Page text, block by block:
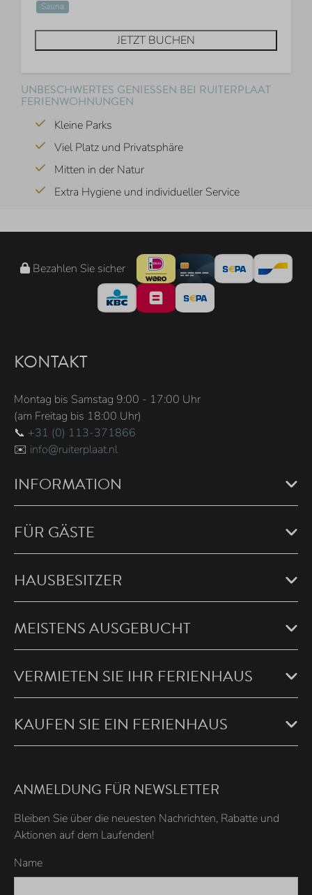
Sauna
JETZT BUCHEN
UNBESCHWERTES GENIESSEN BEI RUITERPLAAT F
ERIENWOHNUNGEN
Kleine Parks
Viel Platz und Privatsphäre
Mitten in der Natur
Extra Hygiene und individueller Service
Bezahlen Sie sicher
KONTAKT
Montag bis Samstag 9:00 - 17:00 Uhr
(am Freitag bis 18:00 Uhr)
📞 +31 (0) 113-371866
✉️ info@ruiterplaat.nl
INFORMATION
FÜR GÄSTE
HAUSBESITZER
MEISTENS AUSGEBUCHT
VERMIETEN SIE IHR FERIENHAUS
KAUFEN SIE EIN FERIENHAUS
ANMELDUNG FÜR NEWSLETTER
Bleiben Sie über die neuesten Nachrichten, Rabatte und
Aktionen auf dem Laufenden!
Name